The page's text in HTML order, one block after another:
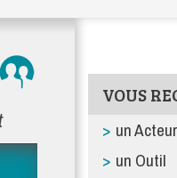
VOUS
un Acteur
un Outil